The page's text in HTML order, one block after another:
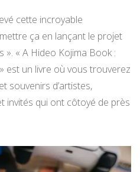
cette incroyable
ça en lançant le projet
« A Hideo Kojima Book :
est un livre où vous trouverez
souvenirs d’artistes,
invités qui ont côtoyé de près